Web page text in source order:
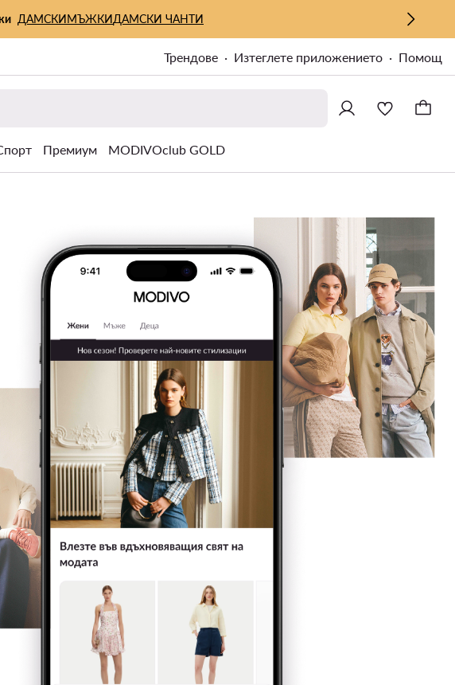
ДАМСКИМЪЖКИДАМСКИ ЧАНТИ
Трендове Изтеглете приложението Помощ
Премиум MODIVOclub GOLD